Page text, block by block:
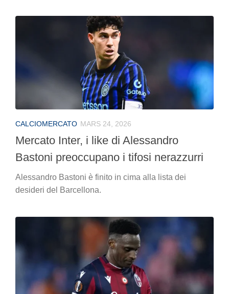
CALCIOMERCATO MARS 24, 2026
Mercato Inter, i like di Alessandro
Bastoni preoccupano i tifosi nerazzurri
Alessandro Bastoni è finito in cima alla lista dei
desideri del Barcellona.